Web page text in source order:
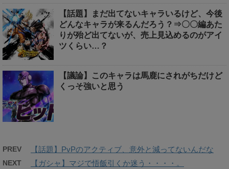
【話題】まだ出てないキャラいるけど、今後
どんなキャラが来るんだろう？⇒〇〇編あた
りが殆ど出てないが、売上見込めるのがアイ
ツくらい…？
【議論】このキャラは馬鹿にされがちだけど
くっそ強いと思う
PREV 【話題】PvPのアクティブ、意外と減ってないんだな
NEXT 【ガシャ】マジで悟飯引くか迷う・・・・。